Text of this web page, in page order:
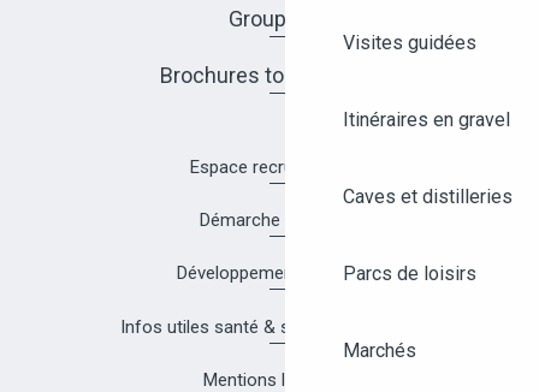
Visites guidées
Itinéraires en gravel
Caves et distilleries
Parcs de loisirs
Marchés
Groupes
Brochures touristiques
Espace recrutement
Démarche Qualité
Développement durable
Infos utiles santé & sécurité à Angers
Mentions légales